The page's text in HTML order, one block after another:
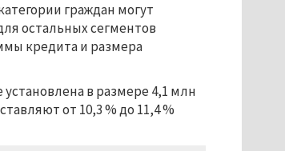
граждан могут
остальных сегментов
кредита и размера
в размере 4,1 млн
от 10,3 % до 11,4 %